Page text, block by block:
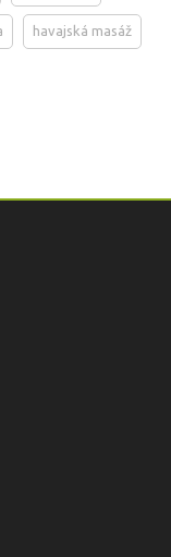
havajská masáž